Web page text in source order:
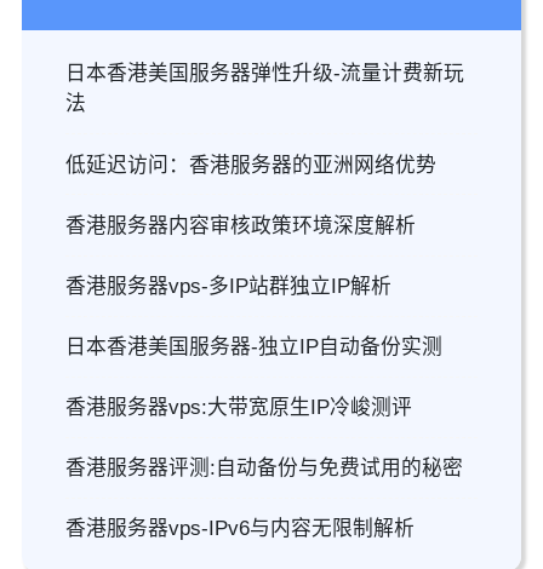
日本香港美国服务器弹性升级-流量计费新玩
法
低延迟访问：香港服务器的亚洲网络优势
香港服务器内容审核政策环境深度解析
香港服务器vps-多IP站群独立IP解析
日本香港美国服务器-独立IP自动备份实测
香港服务器vps:大带宽原生IP冷峻测评
香港服务器评测:自动备份与免费试用的秘密
香港服务器vps-IPv6与内容无限制解析